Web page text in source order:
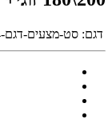
דגם: סט-מצעים-דגם-dreams-4